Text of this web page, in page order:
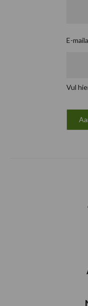
E-
Vul